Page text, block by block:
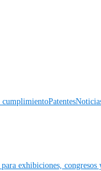
cumplimientoPatentes
exhibiciones, congresos